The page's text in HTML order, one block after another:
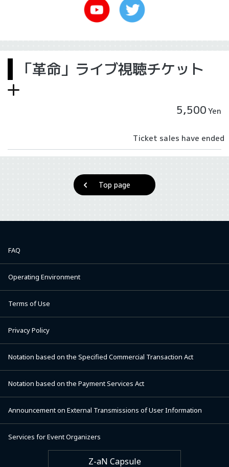
「革命」ライブ視聴チケット
5,500Yen
Ticket sales have ended
Top page
FAQ
Operating Environment
Terms of Use
Privacy Policy
Notation based on the Specified Commercial Transaction Act
Notation based on the Payment Services Act
Announcement on External Transmissions of User Information
Services for Event Organizers
Z-aN Capsule